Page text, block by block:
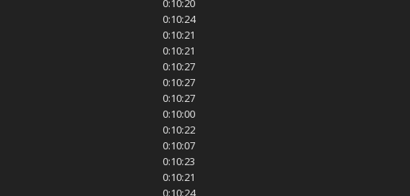
0:10:24
0:10:21
0:10:21
0:10:27
0:10:27
0:10:27
0:10:00
0:10:22
0:10:07
0:10:23
0:10:21